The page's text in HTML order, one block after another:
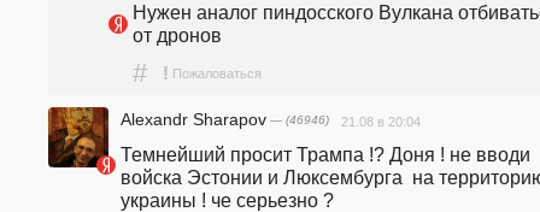
Нужен аналог пиндосского Вулкана
от дронов
# ! Пожаловаться
Alexandr Sharapov — (46946) 21.08 в 20:04
Темнейший просит Трампа !? Доня ! не вводи
войска Эстонии и Люксембурга  на
украины ! че серьезно ?